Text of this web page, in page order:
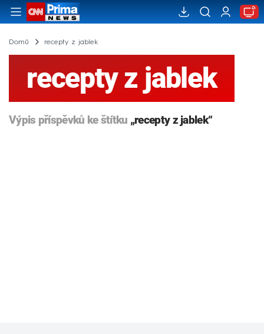
Domů recepty z jablek
recepty z jablek
Výpis příspěvků ke štítku „recepty z jablek“